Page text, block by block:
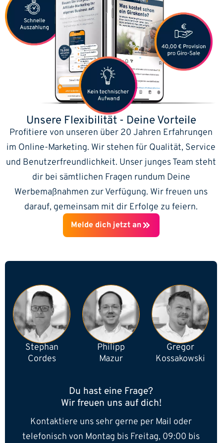
Unsere Flexibilität - Deine Vorteile
Profitiere von unseren über 20 Jahren Erfahrungen
im Online-Marketing. Wir stehen für Qualität, Service
und Benutzerfreundlichkeit. Unser junges Team steht
dir bei sämtlichen Fragen rundum Deine
Werbemaßnahmen zur Verfügung. Wir freuen uns
darauf, gemeinsam mit dir Erfolge zu feiern.
Melde dich jetzt an
Stephan
Cordes
Philipp
Mazur
Gregor
Kossakowski
Du hast eine Frage?
Wir freuen uns auf dich!
Kontaktiere uns sehr gerne per Mail oder
telefonisch von Montag bis Freitag, 09:00 bis